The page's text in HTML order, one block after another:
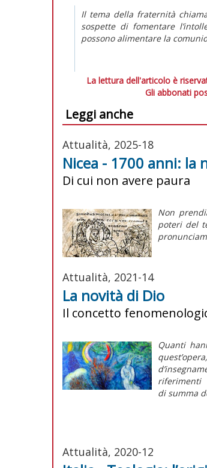
Il tema della fraternità
sospette di fomentare
possono alimentare la
La lettura dell'articolo è
Gli abbonati
Leggi anche
Attualità, 2025-18
Nicea - 1700 anni: la
Di cui non avere paura
Non
poteri del
Attualità, 2021-14
La novità di Dio
Il concetto
Quanti
quest’opera,
di summa
Attualità, 2020-12